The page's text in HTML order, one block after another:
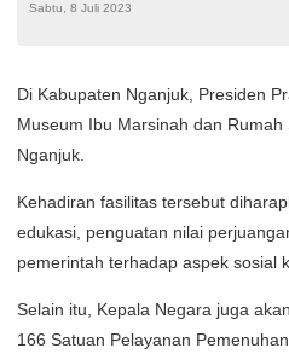
Rakyat Makin Kuat
Sabtu, 8 Juli 2023
Di Kabupaten Nganjuk, Presiden
Museum Ibu Marsinah dan Rumah
Nganjuk.
Kehadiran fasilitas tersebut
edukasi, penguatan nilai
pemerintah terhadap aspek sosial
Selain itu, Kepala Negara juga
166 Satuan Pelayanan